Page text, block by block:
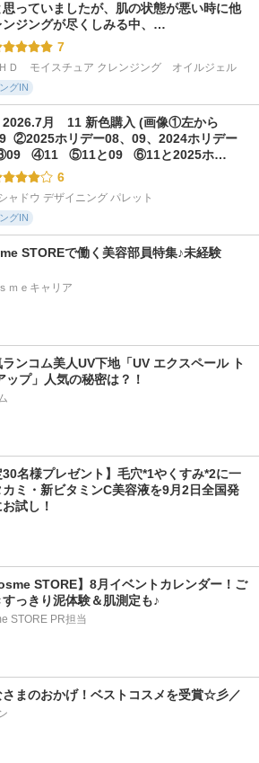
思っていましたが、肌の状態が悪い時に他
ンジングが尽くしみる中、…
7
Ｄ　モイスチュア クレンジング　オイルジェル
グIN
2026.7月　11 新色購入 (画像①左から
②2025ホリデー08、09、2024ホリデー
④11   ⑤11と09   ⑥11と2025ホ…
6
ャドウ デザイニング パレット
グIN
STOREで働く美容部員特集♪未経験
ｍｅキャリア
ランコム美人UV下地「UV エクスペール ト
ップ」人気の秘密は？！
30名様プレゼント】毛穴*1やくすみ*2に一
ミ・新ビタミンC美容液を9月2日全国発
試し！
STORE】8月イベントカレンダー！ご
すっきり泥体験＆肌測定も♪
STORE PR担当
さまのおかげ！ベストコスメを受賞☆彡／